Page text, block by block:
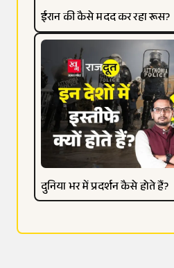
ईरान की कैसे मदद कर रहा रूस?
दुनिया भर में प्रदर्शन कैसे होते हैं?